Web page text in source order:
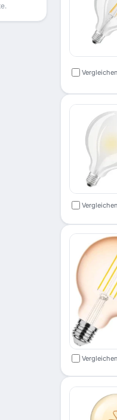
Vergleichen
Vergleichen
Vergleichen